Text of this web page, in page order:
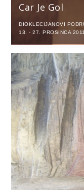
Car Je Gol
DIOKLECIJANOVI
13. - 27. PROSINCA 2011.